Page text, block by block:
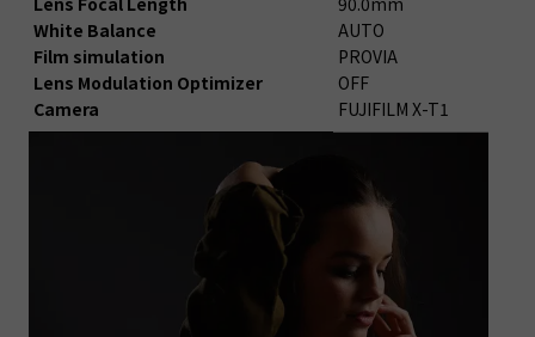
White Balance
Film simulation
Lens Modulation Optimizer
Camera
AUTO
PROVIA
OFF
FUJIFILM X-T1